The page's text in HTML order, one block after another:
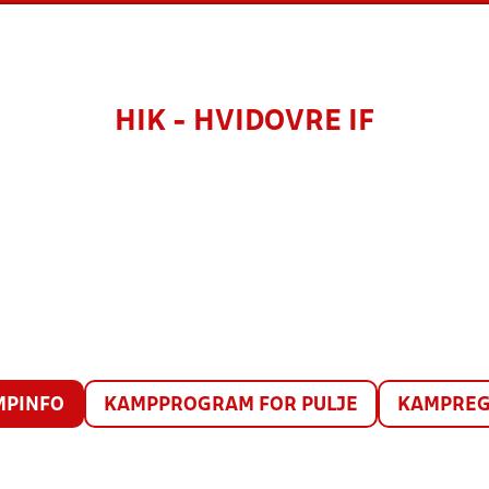
HIK - HVIDOVRE IF
KAMPPROGRAM FOR PULJE